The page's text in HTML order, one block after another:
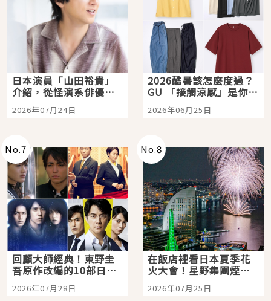
日本演員「山田裕貴」
介紹，從怪演系俳優走
向國民級日劇主角
2026年07月24日
2026酷暑該怎麼度過？
GU 「接觸涼感」是你的
夏日救星
2026年06月25日
No.7
回顧大師經典！東野圭
吾原作改編的10部日本
影視作品推薦
2026年07月28日
No.8
在飯店裡看日本夏季花
火大會！星野集團煙火
景觀飯店6選，讓你不用
人擠人悠閒欣賞
2026年07月25日